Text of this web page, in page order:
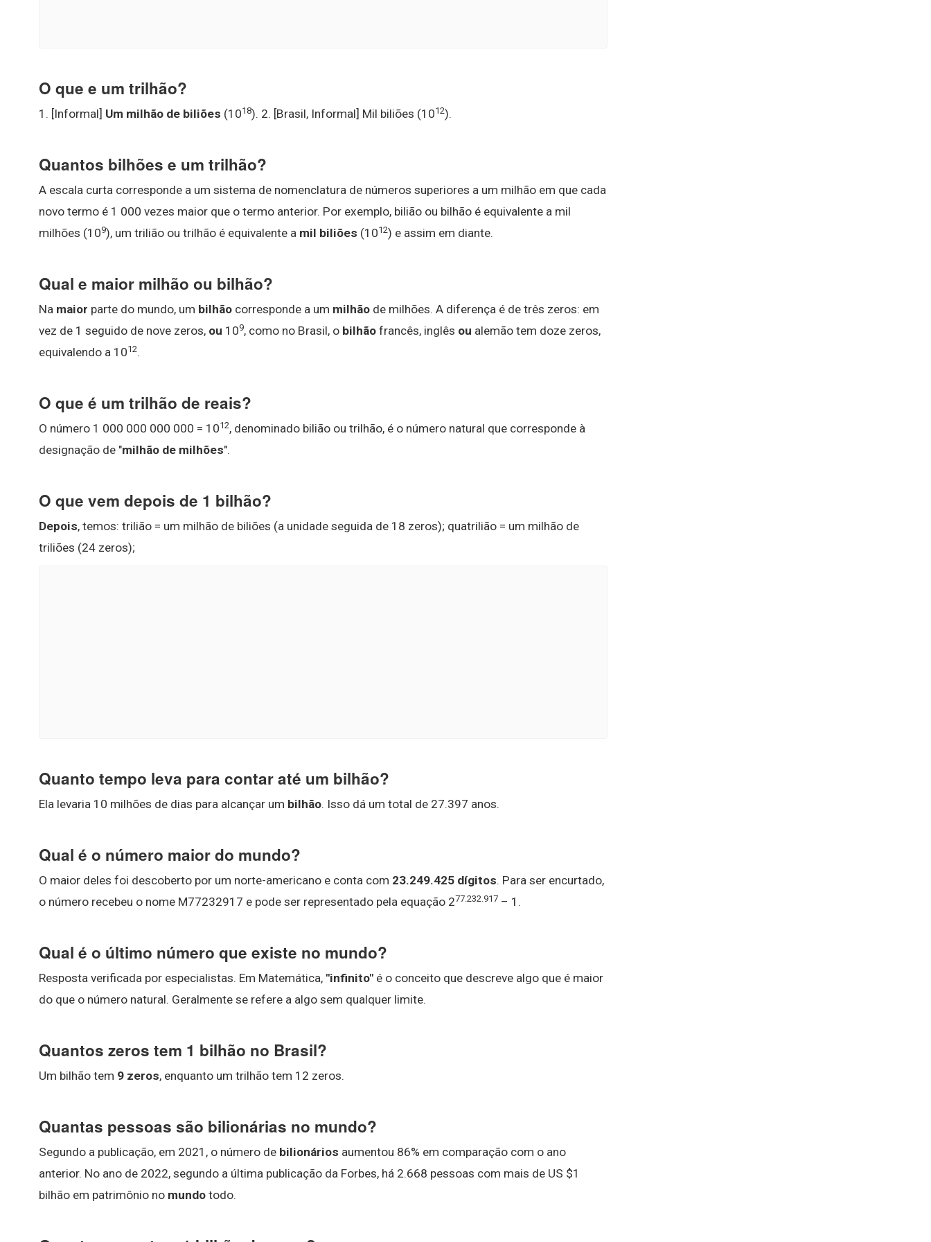
O que e um trilhão?
1. [Informal] Um milhão de biliões (1018). 2. [Brasil, Informal] Mil biliões (1012).
Quantos bilhões e um trilhão?
A escala curta corresponde a um sistema de nomenclatura de números superiores a um milhão em que cada
novo termo é 1 000 vezes maior que o termo anterior. Por exemplo, bilião ou bilhão é equivalente a mil
milhões (109), um trilião ou trilhão é equivalente a mil biliões (1012) e assim em diante.
Qual e maior milhão ou bilhão?
Na maior parte do mundo, um bilhão corresponde a um milhão de milhões. A diferença é de três zeros: em
vez de 1 seguido de nove zeros, ou 109, como no Brasil, o bilhão francês, inglês ou alemão tem doze zeros,
equivalendo a 1012.
O que é um trilhão de reais?
O número 1 000 000 000 000 = 1012, denominado bilião ou trilhão, é o número natural que corresponde à
designação de "milhão de milhões".
O que vem depois de 1 bilhão?
Depois, temos: trilião = um milhão de biliões (a unidade seguida de 18 zeros); quatrilião = um milhão de
triliões (24 zeros);
Quanto tempo leva para contar até um bilhão?
Ela levaria 10 milhões de dias para alcançar um bilhão. Isso dá um total de 27.397 anos.
Qual é o número maior do mundo?
O maior deles foi descoberto por um norte-americano e conta com 23.249.425 dígitos. Para ser encurtado,
o número recebeu o nome M77232917 e pode ser representado pela equação 277.232 917 – 1.
Qual é o último número que existe no mundo?
Resposta verificada por especialistas. Em Matemática, "infinito" é o conceito que descreve algo que é maior
do que o número natural. Geralmente se refere a algo sem qualquer limite.
Quantos zeros tem 1 bilhão no Brasil?
Um bilhão tem 9 zeros, enquanto um trilhão tem 12 zeros.
Quantas pessoas são bilionárias no mundo?
Segundo a publicação, em 2021, o número de bilionários aumentou 86% em comparação com o ano
anterior. No ano de 2022, segundo a última publicação da Forbes, há 2.668 pessoas com mais de US $1
bilhão em patrimônio no mundo todo.